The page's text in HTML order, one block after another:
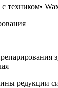
с техником•
редукции